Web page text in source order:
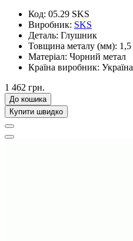
Код: 05.29 SKS
Виробник: SKS
Деталь: Глушник
Товщина металу (мм): 1,5
Матеріал: Чорний метал
Країна виробник: Україна
1 462 грн.
До кошика
Купити швидко